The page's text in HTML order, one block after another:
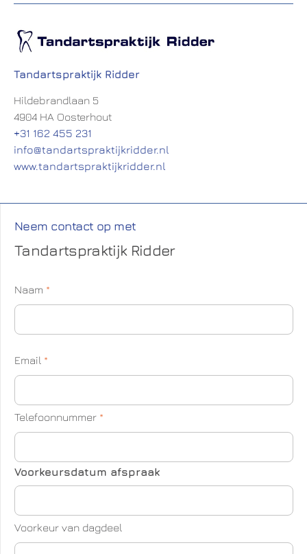
Tandartspraktijk Ridder
Hildebrandlaan 5
4904 HA Oosterhout
+31 162 455 231
info@tandartspraktijkridder.nl
www.tandartspraktijkridder.nl
Neem contact op met
Tandartspraktijk Ridder
Naam *
Email *
Telefoonnummer *
Voorkeursdatum afspraak
Voorkeur van dagdeel